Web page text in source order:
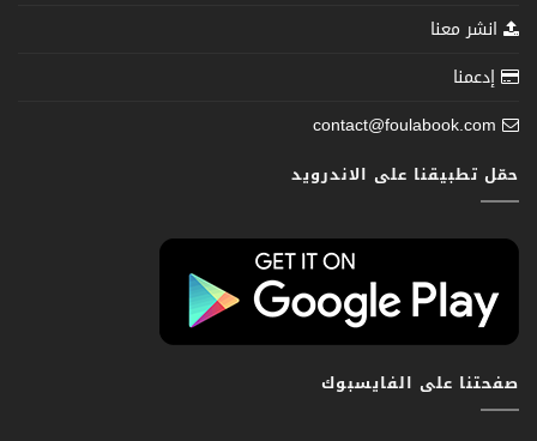
انشر معنا
إدعمنا
contact@foulabook.com
حمّل تطبيقنا على الاندرويد
صفحتنا على الفايسبوك